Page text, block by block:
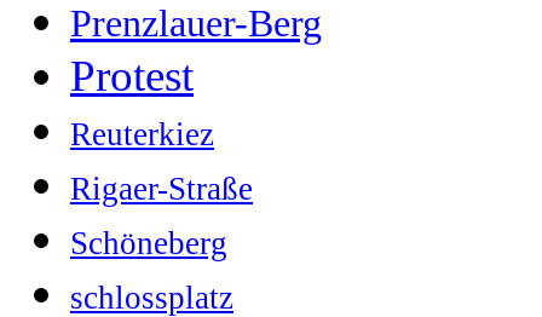
Prenzlauer-Berg
Protest
Reuterkiez
Rigaer-Straße
Schöneberg
schlossplatz